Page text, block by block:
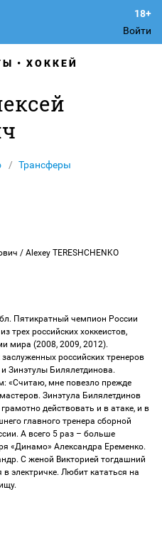
Войти
ХОККЕЙ
Трансферы
/ Alexey TERESHCHENKO
Пятикратный чемпион России
трех российских хоккеистов,
мира (2008, 2009, 2012).
российских тренеров
Зинэтулы Билялетдинова.
«Считаю, мне повезло прежде
Зинэтула Билялетдинов
действовать и в атаке, и в
главного тренера сборной
А всего 5 раз – больше
«Динамо» Александра Еременко.
С женой Викторией тогдашний
электричке. Любит кататься на